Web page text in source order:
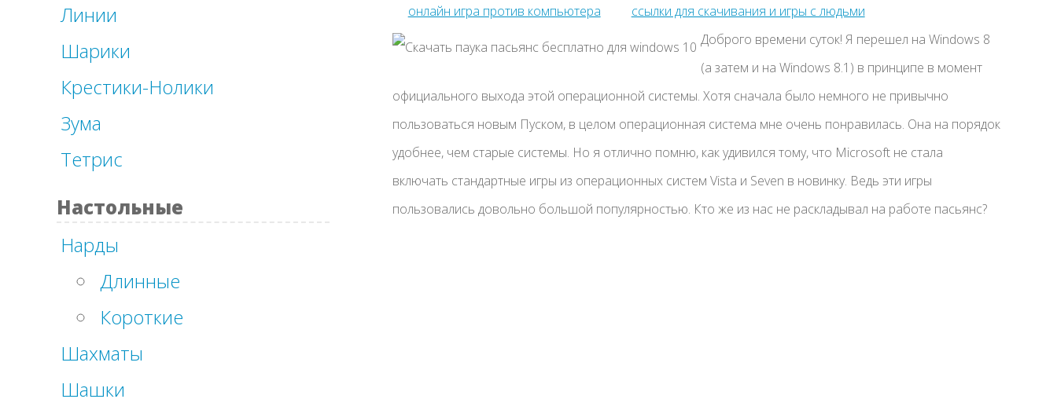
Линии
Шарики
Крестики-Нолики
Зума
Тетрис
Настольные
Нарды
Длинные
Короткие
Шахматы
Шашки
онлайн игра против компьютера
ссылки для скачивания и игры с людьми
Доброго времени суток! Я перешел на Windows 8
(а затем и на Windows 8.1) в принципе в момент
официального выхода этой операционной системы. Хотя сначала было немного не привычно
пользоваться новым Пуском, в целом операционная система мне очень понравилась. Она на порядок
удобнее, чем старые системы. Но я отлично помню, как удивился тому, что Microsoft не стала
включать стандартные игры из операционных систем Vista и Seven в новинку. Ведь эти игры
пользовались довольно большой популярностью. Кто же из нас не раскладывал на работе пасьянс?